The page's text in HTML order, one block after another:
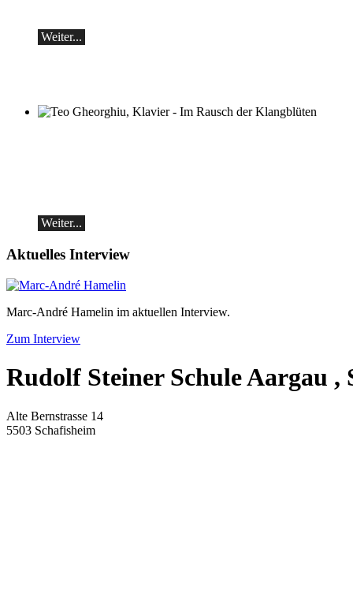
Weiter...
Weiter...
Aktuelles Interview
Marc-André Hamelin im aktuellen Interview.
Zum Interview
Rudolf Steiner Schule Aargau ,
Alte Bernstrasse 14
5503 Schafisheim